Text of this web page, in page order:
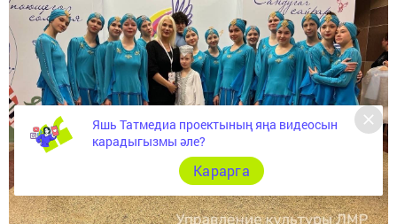
Яшь Татмедиа проектының яңа видеосын
карадыгызмы әле?
Карарга